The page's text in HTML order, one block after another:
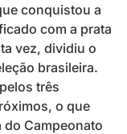
conquistou a
com a prata
vez, dividiu o
brasileira.
três
o que
do Campeonato